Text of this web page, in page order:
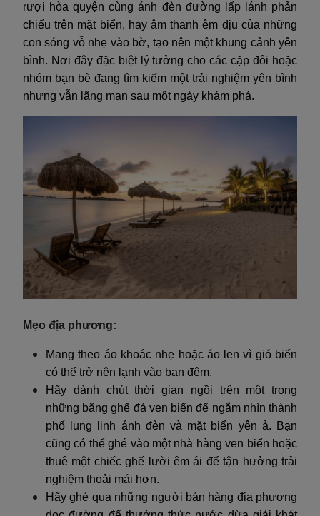
rượi hòa quyện cùng ánh đèn đường lấp lánh phản
chiếu trên mặt biển, hay âm thanh êm dịu của những
con sóng vỗ nhẹ vào bờ, tạo nên một khung cảnh yên
bình. Nơi đây đặc biệt lý tưởng cho các cặp đôi hoặc
nhóm bạn bè đang tìm kiếm một trải nghiệm yên bình
nhưng vẫn lãng mạn sau một ngày khám phá.
Mẹo địa phương:
Mang theo áo khoác nhẹ hoặc áo len vì gió biển
có thể trở nên lạnh vào ban đêm.
Hãy dành chút thời gian ngồi trên một trong
những băng ghế đá ven biển để ngắm nhìn thành
phố lung linh ánh đèn và mặt biển yên ả. Bạn
cũng có thể ghé vào một nhà hàng ven biển hoặc
thuê một chiếc ghế lười êm ái để tận hưởng trải
nghiệm thoải mái hơn.
Hãy ghé qua những người bán hàng địa phương